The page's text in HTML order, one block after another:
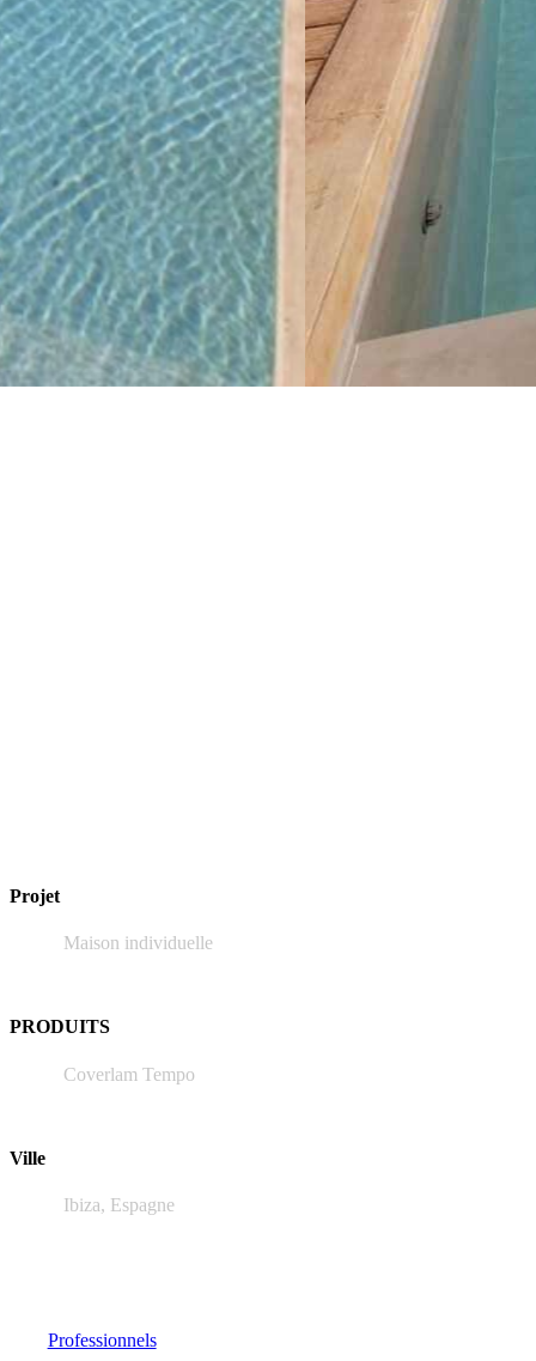
Projet
Maison individuelle
PRODUITS
Coverlam Tempo
Ville
Ibiza, Espagne
Professionnels